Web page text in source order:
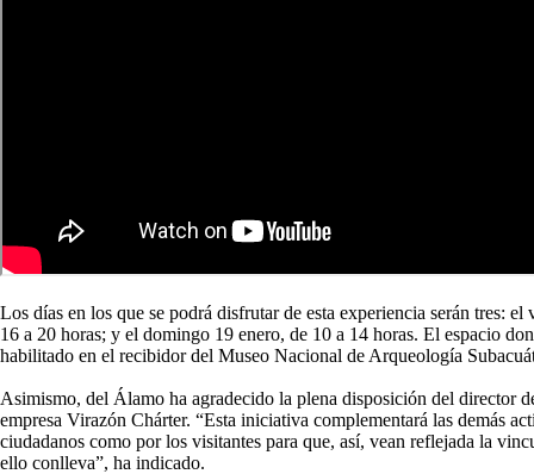
Los días en los que se podrá disfrutar de esta experiencia serán tres:
16 a 20 horas; y el domingo 19 enero, de 10 a 14 horas. El espacio
habilitado en el recibidor del Museo Nacional de Arqueología
Asimismo, del Álamo ha agradecido la plena disposición del director
empresa Virazón Chárter. “Esta iniciativa complementará las demás
ciudadanos como por los visitantes para que, así, vean reflejada la
ello conlleva”, ha indicado.